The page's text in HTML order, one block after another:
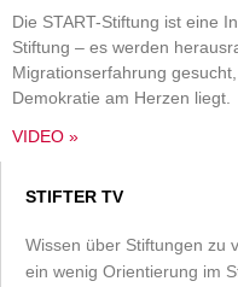
Die START-Stiftung ist eine
Stiftung – es werden
Migrationserfahrung
Demokratie am Herzen liegt.
VIDEO »
STIFTER TV
Wissen über Stiftungen zu
ein wenig Orientierung im